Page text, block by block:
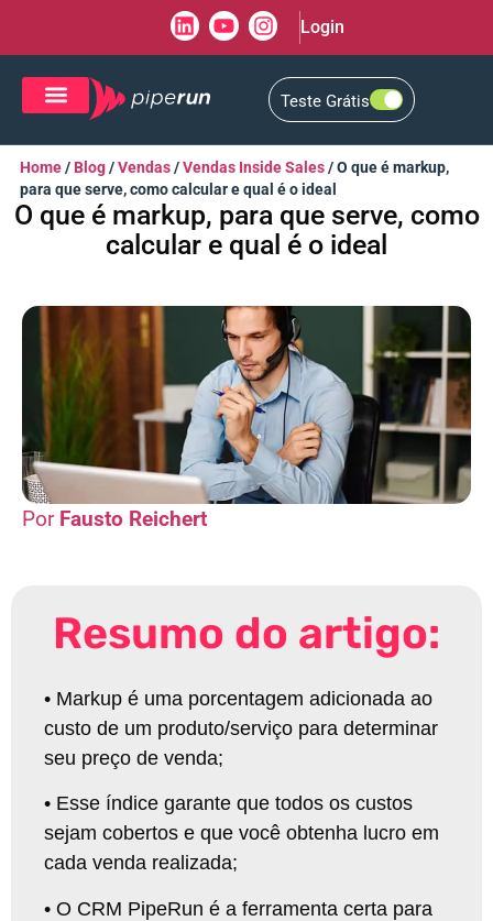
Login
Teste Grátis
Home/ Blog/Vendas/Vendas Inside Sales/O que é markup,
para que serve, como calcular e qual é o ideal
O que é markup, para que serve, como
calcular e qual é o ideal
Fausto Reichert
Resumo do artigo:
• Markup é uma porcentagem adicionada ao
custo de um produto/serviço para determinar
seu preço de venda;
• Esse índice garante que todos os custos
sejam cobertos e que você obtenha lucro em
cada venda realizada;
• O CRM PipeRun é a ferramenta certa para